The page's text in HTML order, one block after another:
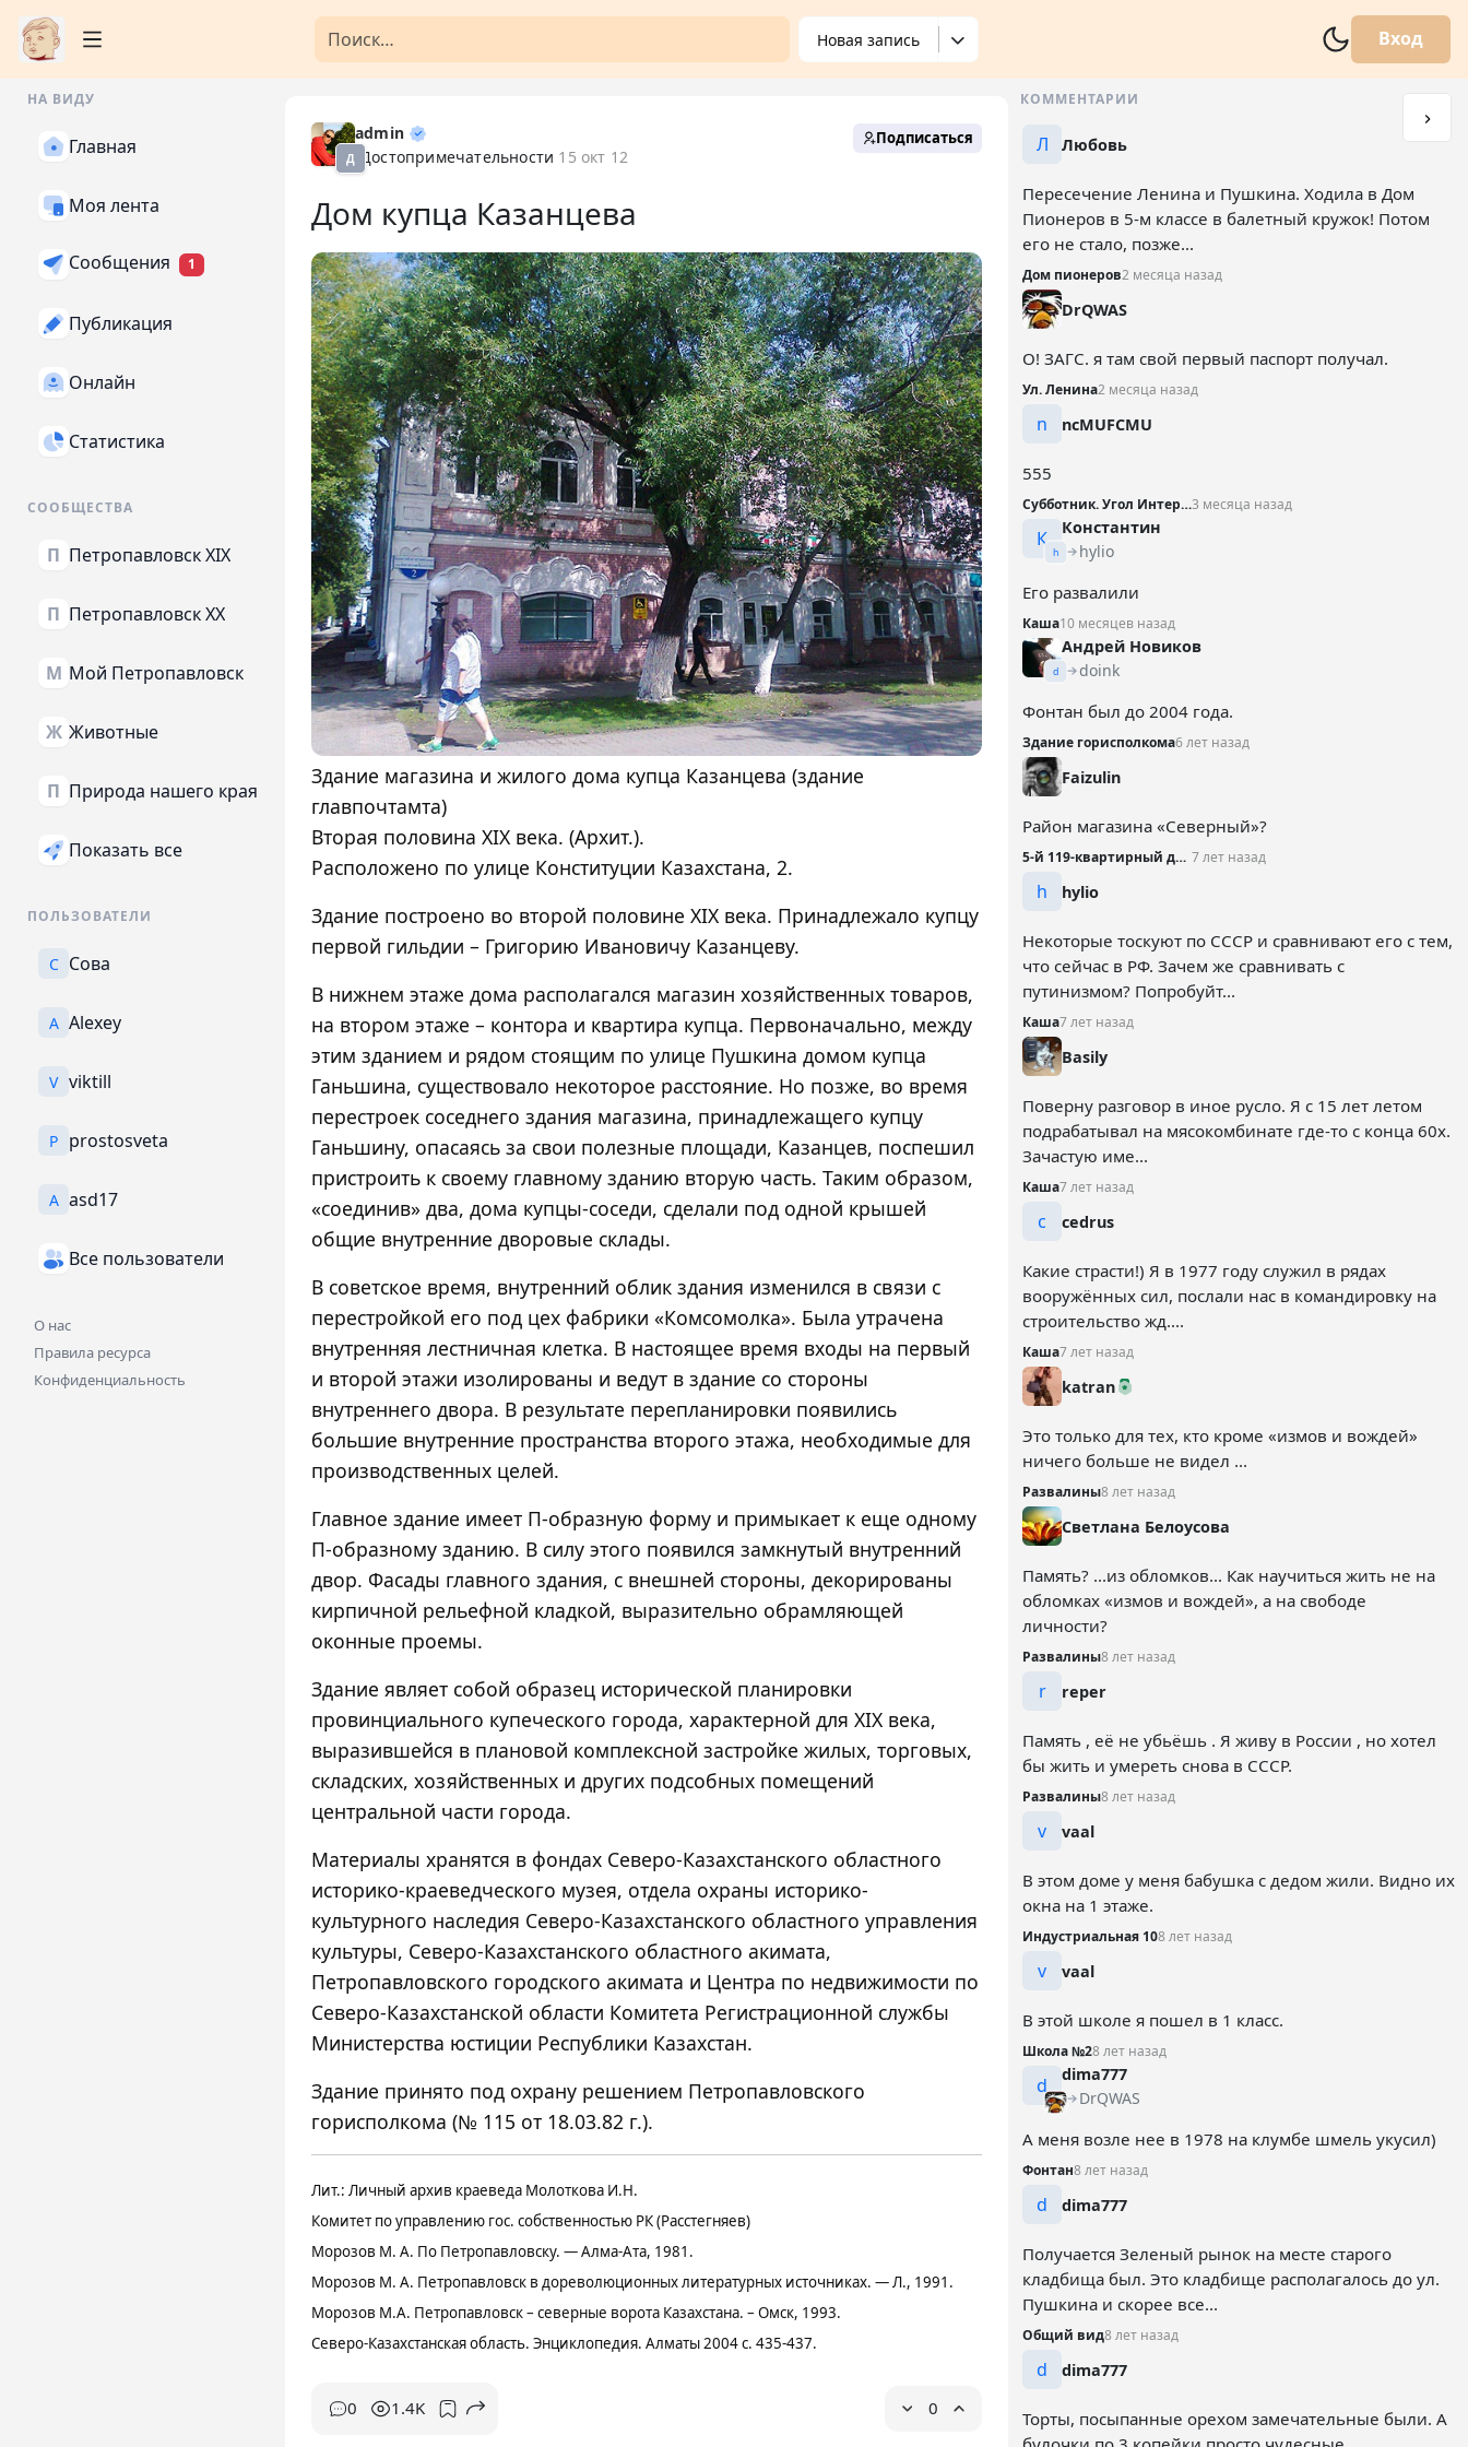
Новая запись Вход
НА ВИДУ
Главная
Моя лента
Сообщения 1
Публикация
Онлайн
Статистика
СООБЩЕСТВА
П Петропавловск XIX
П Петропавловск XX
М Мой Петропавловск
Ж Животные
П Природа нашего края
Показать все
ПОЛЬЗОВАТЕЛИ
С Сова
A Alexey
V viktill
P prostosveta
A asd17
Все пользователи
О нас
Правила ресурса
Конфиденциальность
Д
admin
Достопримечательности 15 окт 12
Подписаться
Дом купца Казанцева
Здание магазина и жилого дома купца Казанцева (здание
главпочтамта)
Вторая половина XIX века. (Архит.).
Расположено по улице Конституции Казахстана, 2.
Здание построено во второй половине XIX века. Принадлежало купцу
первой гильдии – Григорию Ивановичу Казанцеву.
В нижнем этаже дома располагался магазин хозяйственных товаров,
на втором этаже – контора и квартира купца. Первоначально, между
этим зданием и рядом стоящим по улице Пушкина домом купца
Ганьшина, существовало некоторое расстояние. Но позже, во время
перестроек соседнего здания магазина, принадлежащего купцу
Ганьшину, опасаясь за свои полезные площади, Казанцев, поспешил
пристроить к своему главному зданию вторую часть. Таким образом,
«соединив» два, дома купцы-соседи, сделали под одной крышей
общие внутренние дворовые склады.
В советское время, внутренний облик здания изменился в связи с
перестройкой его под цех фабрики «Комсомолка». Была утрачена
внутренняя лестничная клетка. В настоящее время входы на первый
и второй этажи изолированы и ведут в здание со стороны
внутреннего двора. В результате перепланировки появились
большие внутренние пространства второго этажа, необходимые для
производственных целей.
Главное здание имеет П-образную форму и примыкает к еще одному
П-образному зданию. В силу этого появился замкнутый внутренний
двор. Фасады главного здания, с внешней стороны, декорированы
кирпичной рельефной кладкой, выразительно обрамляющей
оконные проемы.
Здание являет собой образец исторической планировки
провинциального купеческого города, характерной для XIX века,
выразившейся в плановой комплексной застройке жилых, торговых,
складских, хозяйственных и других подсобных помещений
центральной части города.
Материалы хранятся в фондах Северо-Казахстанского областного
историко-краеведческого музея, отдела охраны историко-
культурного наследия Северо-Казахстанского областного управления
культуры, Северо-Казахстанского областного акимата,
Петропавловского городского акимата и Центра по недвижимости по
Северо-Казахстанской области Комитета Регистрационной службы
Министерства юстиции Республики Казахстан.
Здание принято под охрану решением Петропавловского
горисполкома (№ 115 от 18.03.82 г.).
Лит.: Личный архив краеведа Молоткова И.Н.
Комитет по управлению гос. собственностью РК (Расстегняев)
Морозов М. А. По Петропавловску. — Алма-Ата, 1981.
Морозов М. А. Петропавловск в дореволюционных литературных источниках. — Л., 1991.
Морозов М.А. Петропавловск – северные ворота Казахстана. – Омск, 1993.
Северо-Казахстанская область. Энциклопедия. Алматы 2004 с. 435-437.
0 1.4K 0
КОММЕНТАРИИ
Л Любовь
Пересечение Ленина и Пушкина. Ходила в Дом
Пионеров в 5-м классе в балетный кружок! Потом
его не стало, позже...
Дом пионеров2 месяца назад
DrQWAS
О! ЗАГС. я там свой первый паспорт получал.
Ул. Ленина2 месяца назад
n ncMUFCMU
555
Субботник. Угол Интернациональной и Театральной3 месяца назад
К
h
Константин
hylio
Его развалили
Каша10 месяцев назад
d
Андрей Новиков
doink
Фонтан был до 2004 года.
Здание горисполкома6 лет назад
Faizulin
Район магазина «Северный»?
5-й 119-квартирный дом, 1969 год 7 лет назад
h hylio
Некоторые тоскуют по СССР и сравнивают его с тем,
что сейчас в РФ. Зачем же сравнивать с
путинизмом? Попробуйт...
Каша7 лет назад
Basily
Поверну разговор в иное русло. Я с 15 лет летом
подрабатывал на мясокомбинате где-то с конца 60х.
Зачастую име...
Каша7 лет назад
c cedrus
Какие страсти!) Я в 1977 году служил в рядах
вооружённых сил, послали нас в командировку на
строительство жд....
Каша7 лет назад
katran
Это только для тех, кто кроме «измов и вождей»
ничего больше не видел ...
Развалины8 лет назад
Светлана Белоусова
Память? ...из обломков... Как научиться жить не на
обломках «измов и вождей», а на свободе
личности?
Развалины8 лет назад
r reper
Память , её не убьёшь . Я живу в России , но хотел
бы жить и умереть снова в СССР.
Развалины8 лет назад
v vaal
В этом доме у меня бабушка с дедом жили. Видно их
окна на 1 этаже.
Индустриальная 108 лет назад
v vaal
В этой школе я пошел в 1 класс.
Школа №28 лет назад
d
dima777
DrQWAS
А меня возле нее в 1978 на клумбе шмель укусил)
Фонтан8 лет назад
d dima777
Получается Зеленый рынок на месте старого
кладбища был. Это кладбище располагалось до ул.
Пушкина и скорее все...
Общий вид8 лет назад
d dima777
Торты, посыпанные орехом замечательные были. А